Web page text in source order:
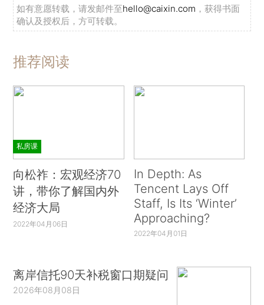
如有意愿转载，请发邮件至hello@caixin.com ，获得书面
确认及授权后，方可转载。
推荐阅读
私房课
向松祚：宏观经济70
讲，带你了解国内外
经济大局
2022年04月06日
In Depth: As
Tencent Lays Off
Staff, Is Its ‘Winter’
Approaching?
2022年04月01日
离岸信托90天补税窗口期疑问
2026年08月08日